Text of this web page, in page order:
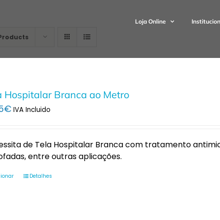
Loja Online
Hospitalar Branca ao Metro
€ IVA Incluido
de Tela Hospitalar Branca com tratamento
entre outras aplicações.
Detalhes